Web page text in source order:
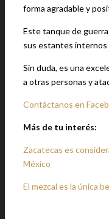
forma agradable y
Este tanque de
sus estantes internos
Sin duda, es una
a otras personas y
Contáctanos en
Más de tu interés:
Zacatecas es
México
El mezcal es la única